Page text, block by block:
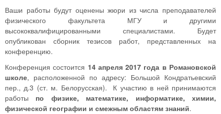
Ваши работы будут оценены жюри из числа преподавателей
физического факультета МГУ и другими
высококвалифицированными специалистами. Будет
опубликован сборник тезисов работ, представленных на
конференцию.
Конференция состоится 14 апреля 2017 года в Романовской
школе, расположенной по адресу: Большой Кондратьевский
пер., д.3 (ст. м. Белорусская). К участию в ней принимаются
работы по физике, математике, информатике, химии,
физической географии и смежным областям знаний.